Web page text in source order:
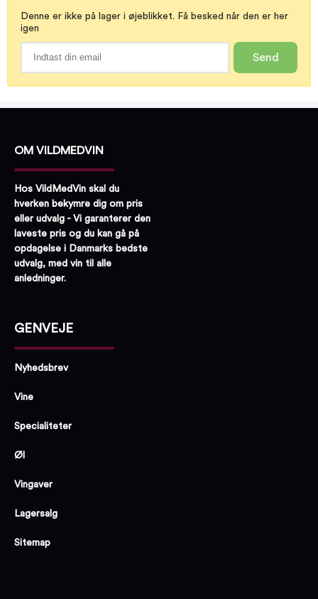
Denne er ikke på lager i øjeblikket. Få besked når den er her
igen
Send
OM VILDMEDVIN
Hos VildMedVin skal du
hverken bekymre dig om pris
eller udvalg - Vi garanterer den
laveste pris og du kan gå på
opdagelse i Danmarks bedste
udvalg, med vin til alle
anledninger.
GENVEJE
Nyhedsbrev
Vine
Specialiteter
Øl
Vingaver
Lagersalg
Sitemap